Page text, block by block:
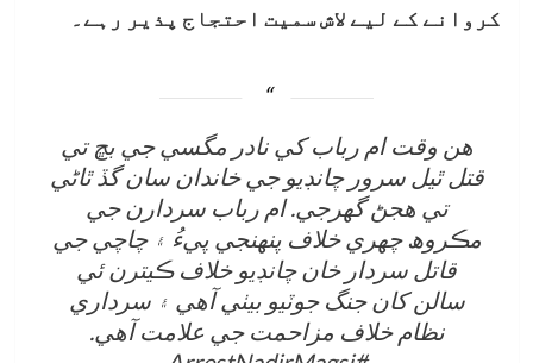
کروانے کے لیے لاش سمیت احتجاج پذیر رہے۔
ھن وقت ام رباب کي نادر مگسي جي بڇ تي
قتل ٿيل سرور چانڊيو جي خاندان سان گڏ ٿاڻي
تي ھجڻ گھرجي. ام رباب سردارن جي
مڪروھ چھري خلاف پنھنجي پيءُ ۽ چاچي جي
قاتل سردار خان چانڊيو خلاف ڪيترن ئي
سالن کان جنگ جوٽيو بيٺي آھي ۽ سرداري
نظام خلاف مزاحمت جي علامت آھي.